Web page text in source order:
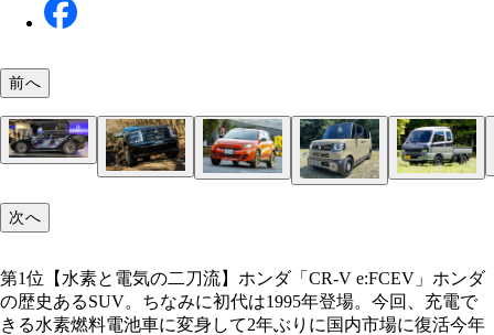
市場に復活
車」今年10月に開催されたジャパンモビリティシ
ズウィーク2024に出展されて話題を呼んだスズキ
作。写真はインド仕様
混ぜての使用も可能とか
第4位【ソソり立つリアウイング】ポルシェ「911
RS」ポルシェが自らの手で魔改造し、エキサイテ
第5位【新感覚ガルウイングEV】ホンダ「ホンダ
リーズサルーン」今年1月に米ラスベガスで開催さ
CES2024に出展。3月には東京・青山にあるホンダ
菱の世界戦略車だ
年半ぶり
SUV】ホンダ「N-BOXジョイ」沸騰する軽スーパ
トワゴンSUV市場にホンダが投入したN－BOXジ
公園などでまったりアウトドアを楽しむクルマだ
える軽トラに仕上がっている
前へ
次へ
第1位【水素と電気の二刀流】ホンダ「CR-V e:FCEV」ホンダ
の歴史あるSUV。ちなみに初代は1995年登場。今回、充電で
きる水素燃料電池車に変身して2年ぶりに国内市場に復活今年